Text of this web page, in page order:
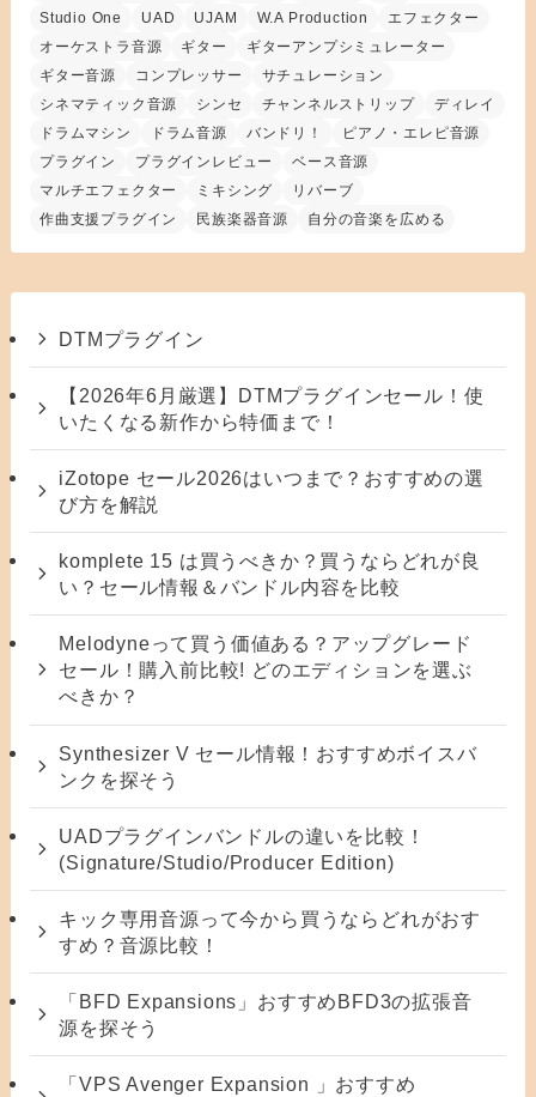
Studio One
UAD UJAM W.A Production
エフェクター
オーケストラ音源
ギター
ギターアンプシミュレーター
ギター音源
コンプレッサー
サチュレーション
シネマティック音源
シンセ チャンネルストリップ
ディレイ
ドラムマシン
ドラム音源 バンドリ！
ピアノ・エレピ音源
プラグイン
プラグインレビュー
ベース音源
マルチエフェクター
ミキシング
リバーブ
作曲支援プラグイン
民族楽器音源 自分の音楽を広める
DTMプラグイン
【2026年6月厳選】DTMプラグインセール！使
いたくなる新作から特価まで！
iZotope セール2026はいつまで？おすすめの選
び方を解説
komplete 15 は買うべきか？買うならどれが良
い？セール情報＆バンドル内容を比較
Melodyneって買う価値ある？アップグレード
セール！購入前比較! どのエディションを選ぶ
べきか？
Synthesizer V セール情報！おすすめボイスバ
ンクを探そう
UADプラグインバンドルの違いを比較！
(Signature/Studio/Producer Edition)
キック専用音源って今から買うならどれがおす
すめ？音源比較！
「BFD Expansions」おすすめBFD3の拡張音
源を探そう
「VPS Avenger Expansion 」おすすめ